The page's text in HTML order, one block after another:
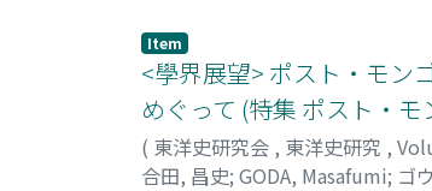
Item
<學界展望> ポスト・モン
めぐって (特集 ポスト・
( 東洋史研究会 , 東洋史研究 ,
合田, 昌史; GODA, Masafumi; ゴ